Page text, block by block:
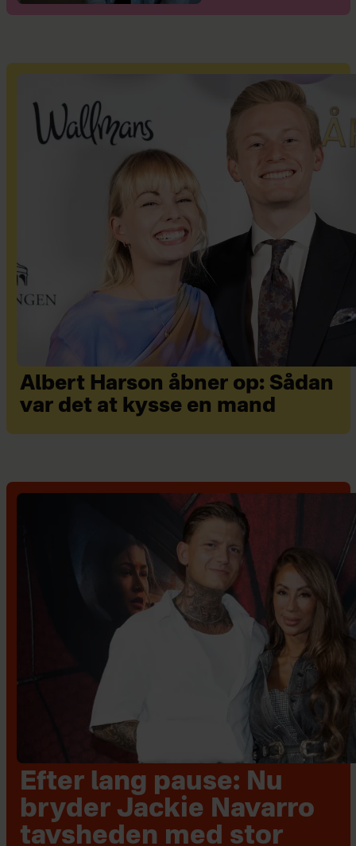
Albert Harson åbner op: Sådan
var det at kysse en mand
Efter lang pause: Nu
bryder Jackie Navarro
tavsheden med stor